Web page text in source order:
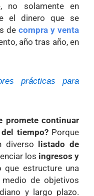
no solamente en
el dinero que se
de compra y venta
año tras año, en
prácticas para
promete continuar
tiempo? Porque
diverso
listado de
los ingresos y
que estructure una
de objetivos
y largo plazo.